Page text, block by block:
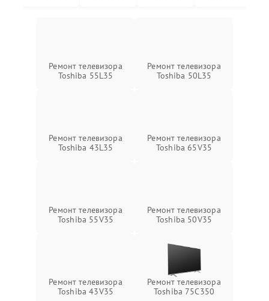
Ремонт телевизора
Toshiba 55L35
Ремонт телевизора
Toshiba 50L35
Ремонт телевизора
Toshiba 43L35
Ремонт телевизора
Toshiba 65V35
Ремонт телевизора
Toshiba 55V35
Ремонт телевизора
Toshiba 50V35
Ремонт телевизора
Toshiba 43V35
Ремонт телевизора
Toshiba 75C350